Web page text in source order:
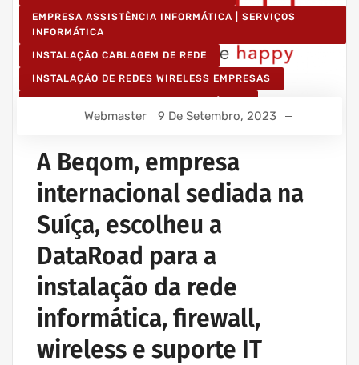
EMPRESA ASSISTÊNCIA INFORMÁTICA | SERVIÇOS
INFORMÁTICA
INSTALAÇÃO CABLAGEM DE REDE
INSTALAÇÃO DE REDES WIRELESS EMPRESAS
MANUTENÇÃO INFORMÁTICA EMPRESAS
Webmaster 9 De Setembro, 2023
A Beqom, empresa
internacional sediada na
Suíça, escolheu a
DataRoad para a
instalação da rede
informática, firewall,
wireless e suporte IT